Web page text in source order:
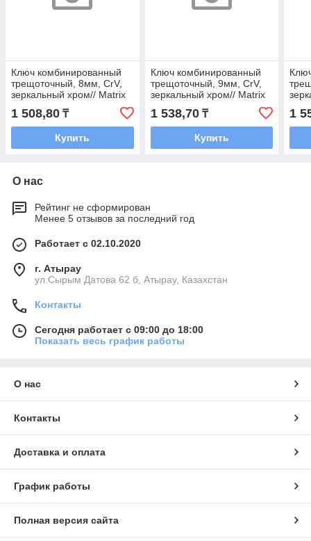
Ключ комбинированный
трещоточный, 8мм, CrV,
зеркальный хром// Matrix
1 508,80 ₸
Купить
Ключ комбинированный
трещоточный, 9мм, CrV,
зеркальный хром// Matrix
1 538,70₸
Купить
1
О нас
Рейтинг не сформирован
Менее 5 отзывов за последний год
Работает с 02.10.2020
г. Атырау
ул.Сырым Датова 62 б, Атырау, Казахстан
Контакты
Сегодня работает с 09:00 до 18:00
Показать весь график работы
О нас
Контакты
Доставка и оплата
График работы
Полная версия сайта